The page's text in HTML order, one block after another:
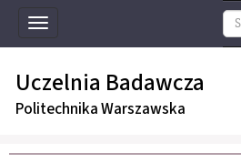
Toggle
navigation
Uczelnia Badawcza
Politechnika Warszawska